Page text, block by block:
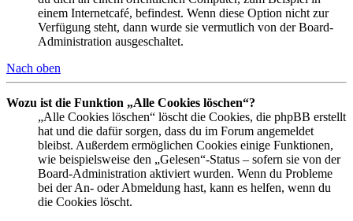
einem Internetcafé, befindest. Wenn diese Option nicht zur
Verfügung steht, dann wurde sie vermutlich von der Board-
Administration ausgeschaltet.
Nach oben
Wozu ist die Funktion „Alle Cookies löschen“?
„Alle Cookies löschen“ löscht die Cookies, die phpBB erstellt
hat und die dafür sorgen, dass du im Forum angemeldet
bleibst. Außerdem ermöglichen Cookies einige Funktionen,
wie beispielsweise den „Gelesen“-Status – sofern sie von der
Board-Administration aktiviert wurden. Wenn du Probleme
bei der An- oder Abmeldung hast, kann es helfen, wenn du
die Cookies löscht.